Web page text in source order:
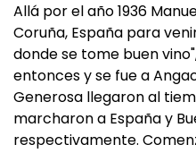
Allá por el año 1936
Coruña, España para
donde se tome buen
entonces y se fue a
Generosa llegaron al
marcharon a España y
respectivamente.